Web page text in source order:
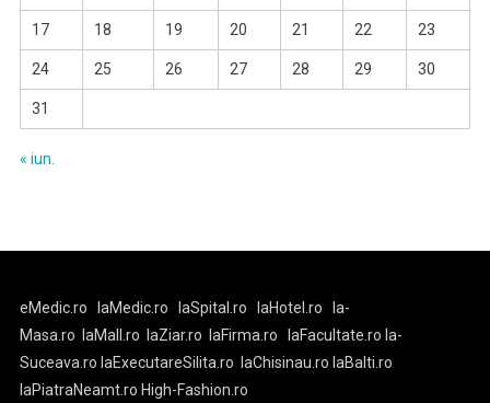
17 18 19 20 21 22 23
24 25 26 27 28 29 30
31
« iun.
eMedic.ro laMedic.ro laSpital.ro laHotel.ro
la-
Masa.ro
laMall.ro laZiar.ro laFirma.ro laFacultate.ro la-
Suceava.ro laExecutareSilita.ro laChisinau.ro laBalti.ro
laPiatraNeamt.ro High-Fashion.ro